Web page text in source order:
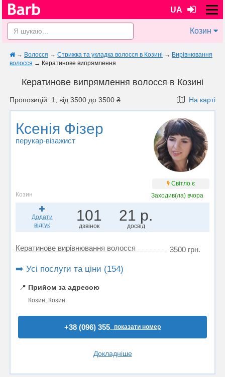
UA
Козин
→ Волосся → Стрижка та укладка волосся в Козині → Вирівнювання
волосся → Кератинове випрямлення
Кератинове випрямлення волосся в Козині
Пропозицій: 1, від 3500 до 3500 ₴ На карті
Ксенія Фізер
перукар-візажист
Світло є
Козин
Заходив(ла) вчора
Додати
відгук
101
дзвінок
21 р.
досвід
Кератинове вирівнювання волосся 3500 грн.
➡️ Усі послуги та ціни (154)
📍 Прийом за адресою
Козин, Козин
+38 (096) 355..показати номер
Докладніше